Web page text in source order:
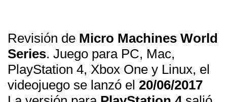
Revisión de Micro Machines World
Series. Juego para PC, Mac,
PlayStation 4, Xbox One y Linux, el
videojuego se lanzó el 20/06/2017